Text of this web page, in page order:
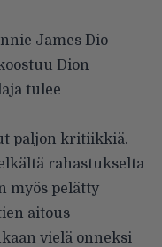
James Dio
Dion
tulee
paljon kritiikkiä.
rahastukselta
myös pelätty
aitous
vielä onneksi